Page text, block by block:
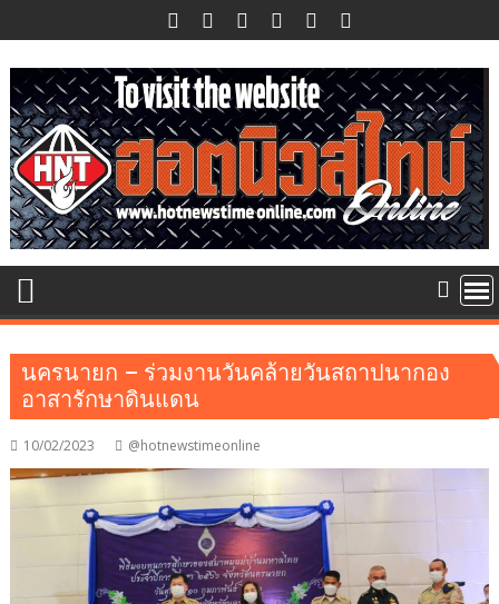
to
content
นครนายก – ร่วมงานวันคล้ายวันสถาปนากอง
อาสารักษาดินแดน
10/02/2023 @hotnewstimeonline